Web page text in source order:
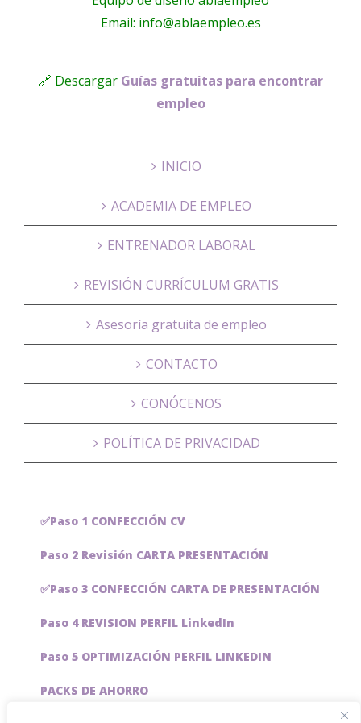
Email: info@ablaempleo.es
🔗 Descargar Guías gratuitas para encontrar
empleo
INICIO
ACADEMIA DE EMPLEO
ENTRENADOR LABORAL
REVISIÓN CURRÍCULUM GRATIS
Asesoría gratuita de empleo
CONTACTO
CONÓCENOS
POLÍTICA DE PRIVACIDAD
✅Paso 1 CONFECCIÓN CV
Paso 2 Revisión CARTA PRESENTACIÓN
✅Paso 3 CONFECCIÓN CARTA DE PRESENTACIÓN
Paso 4 REVISION PERFIL LinkedIn
Paso 5 OPTIMIZACIÓN PERFIL LINKEDIN
PACKS DE AHORRO